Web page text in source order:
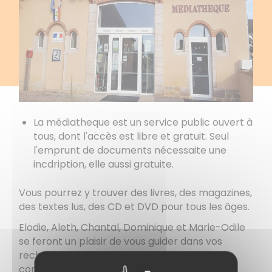
La médiatheque est un service public ouvert à
tous, dont l'accès est libre et gratuit. Seul
l'emprunt de documents nécessaite une
incdription, elle aussi gratuite.
Vous pourrez y trouver des livres, des magazines,
des textes lus, des CD et DVD pour tous les âges.
Elodie, Aleth, Chantal, Dominique et Marie-Odile
se feront un plaisir de vous guider dans vos
recherches ; n'hésitez pas à leur demander
conseil !